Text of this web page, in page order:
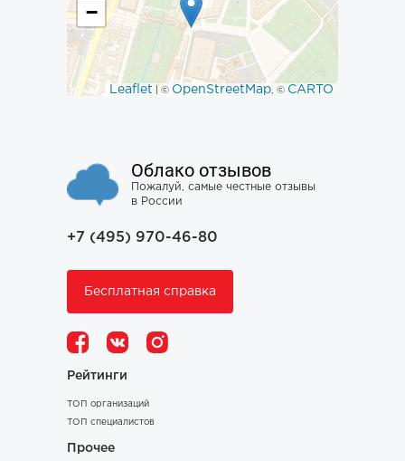
−
Leaflet | © OpenStreetMap, © CARTO
Облако отзывов
Пожалуй, самые честные отзывы
в России
+7 (495) 970-46-80
Бесплатная справка
Рейтинги
ТОП организаций
ТОП специалистов
Прочее